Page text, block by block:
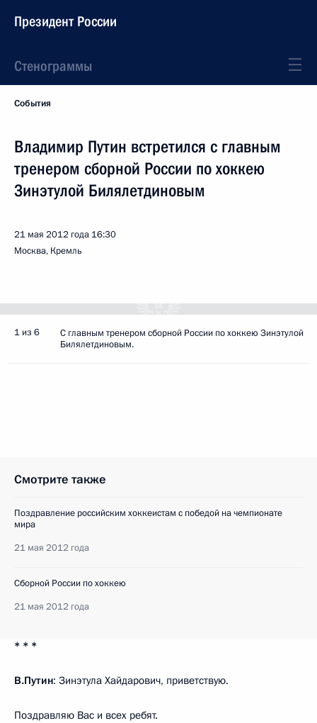
Президент России
Стенограммы
События
Владимир Путин встретился с главным
тренером сборной России по хоккею
Зинэтулой Билялетдиновым
21 мая 2012 года 16:30
Москва, Кремль
1 из 6
С главным тренером сборной России по хоккею Зинэтулой
Билялетдиновым.
Смотрите также
Поздравление российским хоккеистам с победой на чемпионате
мира
21 мая 2012 года
Сборной России по хоккею
21 мая 2012 года
* * *
В.Путин: Зинэтула Хайдарович, приветствую.
Поздравляю Вас и всех ребят.